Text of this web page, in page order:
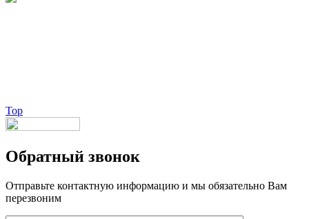
Top
Обратный звонок
Отправьте контактную информацию и мы обязательно Вам
перезвоним